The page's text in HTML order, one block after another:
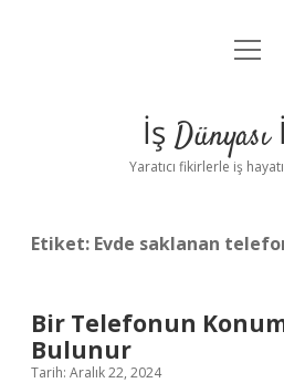
Anasayfa
Yasal
İş Dünyası
Yaratıcı fikirlerle iş
Etiket: Evde saklanan
Bir Telefonun
Bulunur
Tarih: Aralık 22, 2024